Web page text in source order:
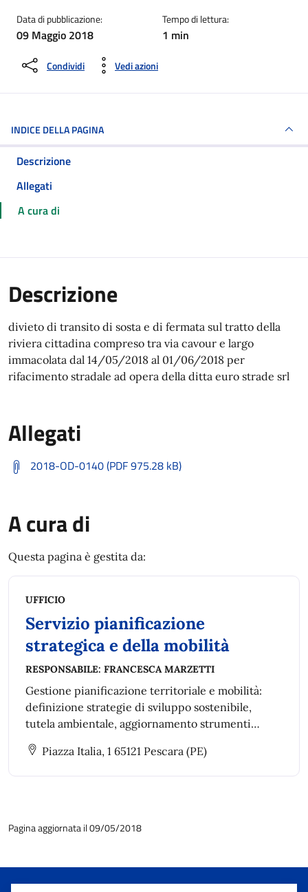
Data di pubblicazione:
09 Maggio 2018
Tempo di lettura:
1 min
Condividi Vedi azioni
INDICE DELLA PAGINA
Descrizione
Allegati
A cura di
Descrizione
divieto di transito di sosta e di fermata sul tratto della
riviera cittadina compreso tra via cavour e largo
immacolata dal 14/05/2018 al 01/06/2018 per
rifacimento stradale ad opera della ditta euro strade srl
Allegati
2018-OD-0140 (PDF 975.28 kB)
A cura di
Questa pagina è gestita da:
UFFICIO
Servizio pianificazione
strategica e della mobilità
RESPONSABILE: FRANCESCA MARZETTI
Gestione pianificazione territoriale e mobilità:
definizione strategie di sviluppo sostenibile,
tutela ambientale, aggiornamento strumenti
urbanistici, piani di settore e piani speciali anche
intercomunali.
Piazza Italia, 1 65121 Pescara (PE)
Pagina aggiornata il 09/05/2018